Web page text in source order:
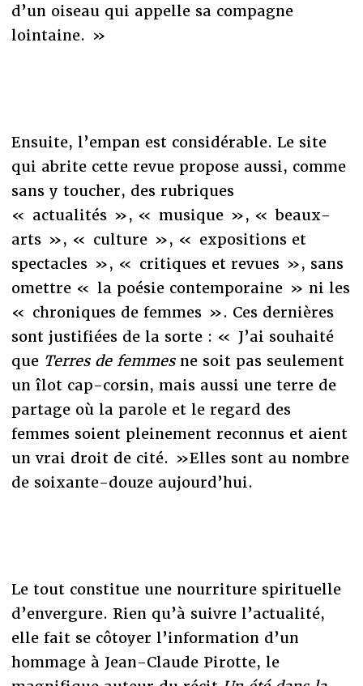
d’un oiseau qui appelle sa compagne
lointaine. »
Ensuite, l’empan est considérable. Le site
qui abrite cette revue propose aussi, comme
sans y toucher, des rubriques
« actualités », « musique », « beaux-
arts », « culture », « expositions et
spectacles », « critiques et revues », sans
omettre « la poésie contemporaine » ni les
« chroniques de femmes ». Ces dernières
sont justifiées de la sorte : « J’ai souhaité
que Terres de femmesne soit pas seulement
un îlot cap-corsin, mais aussi une terre de
partage où la parole et le regard des
femmes soient pleinement reconnus et aient
un vrai droit de cité. »Elles sont au nombre
de soixante-douze aujourd’hui.
Le tout constitue une nourriture spirituelle
d’envergure. Rien qu’à suivre l’actualité,
elle fait se côtoyer l’information d’un
hommage à Jean-Claude Pirotte, le